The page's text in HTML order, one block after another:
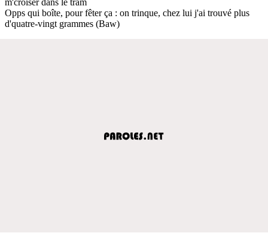
Opps qui boîte, pour fêter ça : on trinque, chez lui j'ai trouvé plus
d'quatre-vingt grammes (Baw)